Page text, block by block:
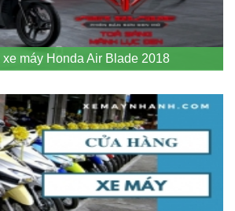
máy Honda Air Blade 2018